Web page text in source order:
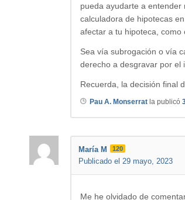
pueda ayudarte a entender
calculadora de hipotecas
afectar a tu hipoteca, como
Sea vía subrogación o vía
derecho a desgravar por el
Recuerda, la decisión final
Pau A. Monserrat la publicó
María M 120
Publicado el 29 mayo, 2023
Me he olvidado de